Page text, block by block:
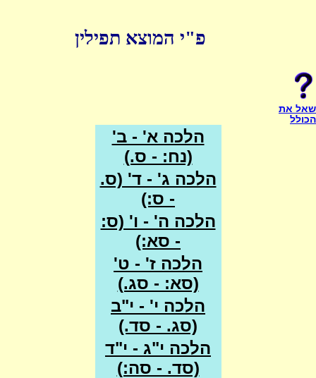
פ"י המוצא תפילין
שאל את
הכולל
הלכה א' - ב'
(נח: - ס.)
הלכה ג' - ד' (ס.
- ס:)
הלכה ה' - ו' (ס:
- סא:)
הלכה ז' - ט'
(סא: - סג.)
הלכה י' - י"ב
(סג. - סד.)
הלכה י"ג - י"ד
(סד. - סה:)